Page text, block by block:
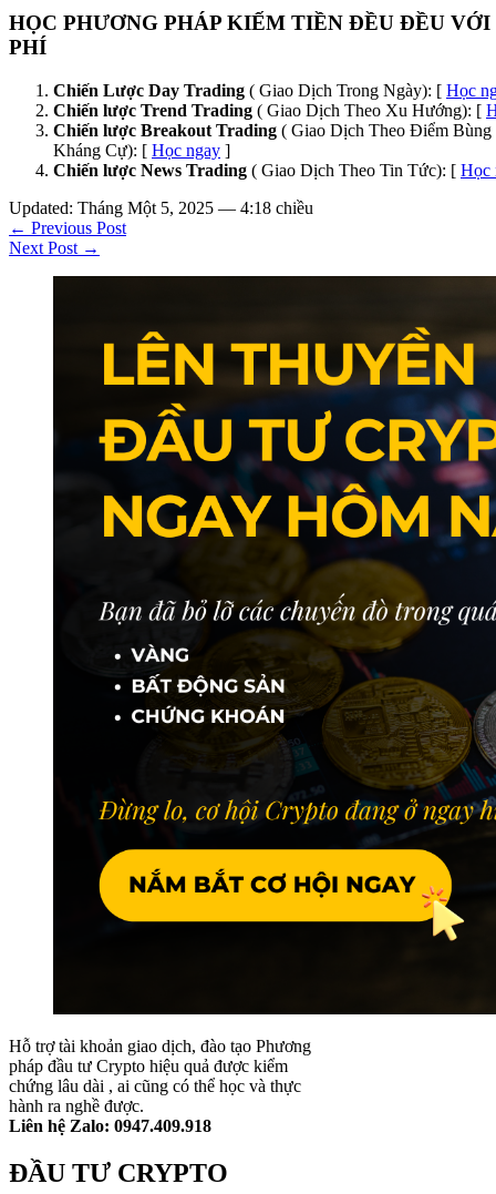
HỌC PHƯƠNG PHÁP KIẾM TIỀN ĐỀU ĐỀU
PHÍ
Chiến Lược Day Trading ( Giao Dịch Trong Ngày): [ Học
Chiến lược Trend Trading ( Giao Dịch Theo Xu Hướng): [
Chiến lược Breakout Trading ( Giao Dịch Theo Điểm Bùng
Kháng Cự): [ Học ngay ]
Chiến lược News Trading ( Giao Dịch Theo Tin Tức): [ Học
Updated: Tháng Một 5, 2025 — 4:18 chiều
← Previous Post
Next Post →
Hỗ trợ tài khoản giao dịch, đào tạo Phương
pháp đầu tư Crypto hiệu quả được kiểm
chứng lâu dài , ai cũng có thể học và thực
hành ra nghề được.
Liên hệ Zalo: 0947.409.918
ĐẦU TƯ CRYPTO